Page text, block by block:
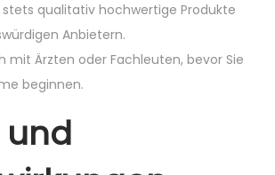
stets qualitativ hochwertige Produkte
Anbietern.
mit Ärzten oder Fachleuten, bevor Sie
beginnen.
und